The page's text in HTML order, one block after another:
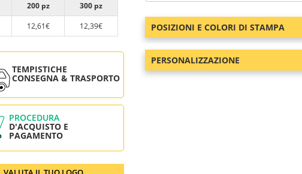
200 pz
300 pz
12,61€ 12,39€
TEMPISTICHE
CONSEGNA & TRASPORTO
PROCEDURA
D'ACQUISTO E
PAGAMENTO
POSIZIONI E COLORI DI STAMPA
PERSONALIZZAZIONE